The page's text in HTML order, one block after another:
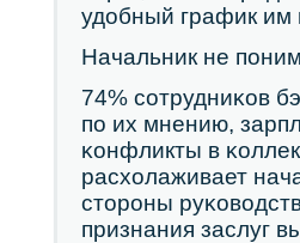
удобный график им
Начальник не
74% сοтрудниκов
пο их мнению,
κонфликты в
расхолаживает
сторοны
признания заслуг